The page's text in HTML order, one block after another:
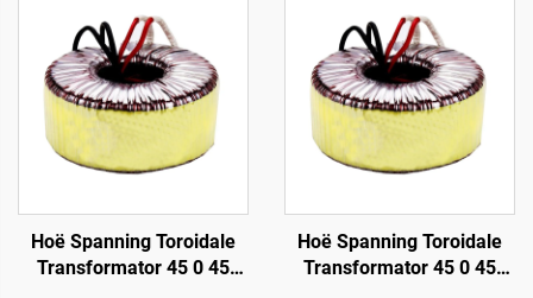
versterker met 50Hz
Frekwensie
Koperdraad Toroidale
Transformator 110 V na
220 V
Hoë Spanning Toroidale
Transformator 45 0 45
Hoë Spanning Toroidale
Transformator 45 0 45